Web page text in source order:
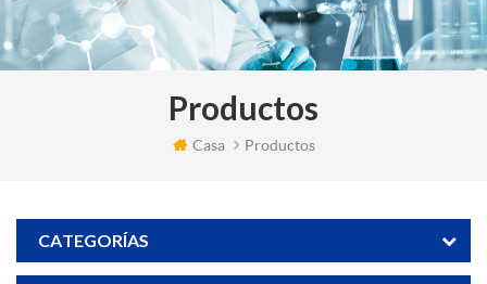
Productos
Casa Productos
CATEGORÍAS